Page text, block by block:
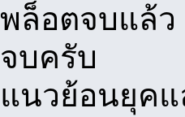
พล็อตจบแล้ว
จบครับ
แนวย้อนยุคแ